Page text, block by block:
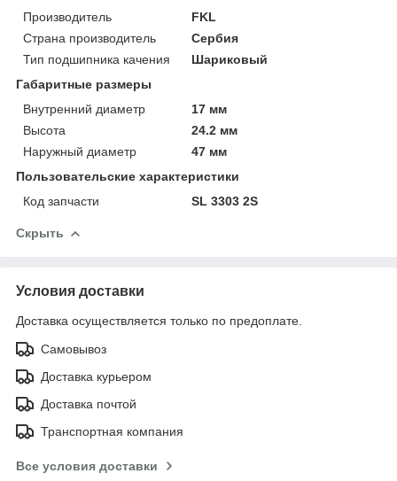
Производитель
FKL
Страна производитель
Сербия
Тип подшипника качения
Шариковый
Габаритные размеры
Внутренний диаметр
17 мм
Высота
24.2 мм
Наружный диаметр
47 мм
Пользовательские характеристики
Код запчасти
SL 3303 2S
Скрыть
Условия доставки
Доставка осуществляется только по предоплате.
Самовывоз
Доставка курьером
Доставка почтой
Транспортная компания
Все условия доставки